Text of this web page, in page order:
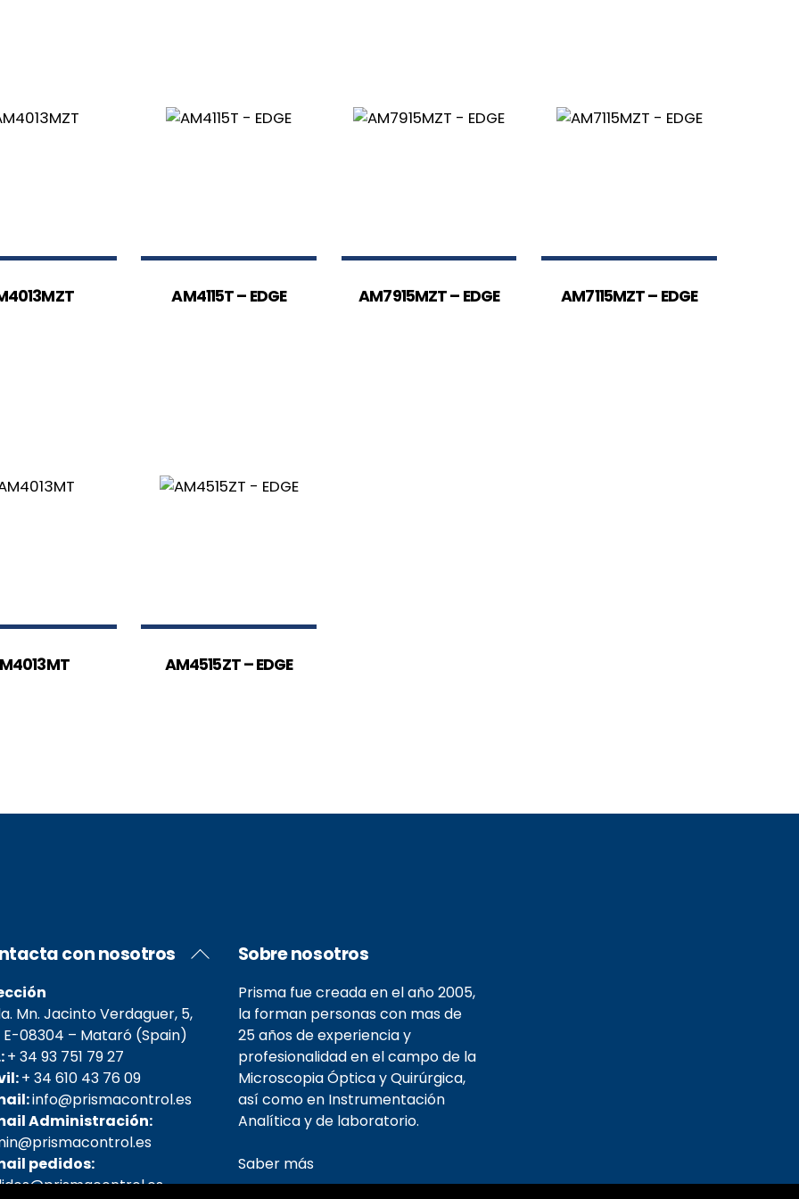
AM4115T – EDGE AM7915MZT – EDGE AM7115MZT – EDGE
AM4515ZT – EDGE
Back
con nosotros
Mn. Jacinto Verdaguer, 5,
08304 – Mataró (Spain)
+ 34 93 751 79 27
+ 34 610 43 76 09
info@prismacontrol.es
Administración:
pedidos:
Sobre nosotros
Prisma fue creada en el año 2005,
la forman personas con mas de
25 años de experiencia y
profesionalidad en el campo de la
Microscopia Óptica y Quirúrgica,
así como en Instrumentación
Analítica y de laboratorio.
Saber más